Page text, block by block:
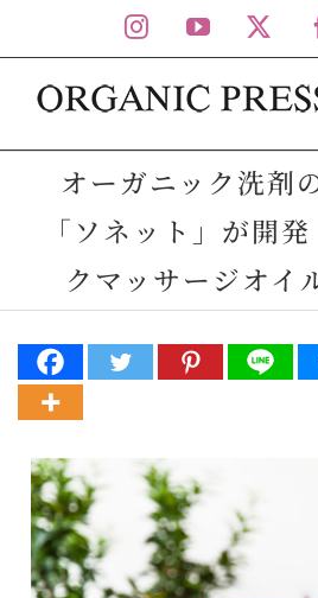
to
content
Instagram
YouTube
オーガニック洗剤
「ソネット」が開
クマッサージオイ